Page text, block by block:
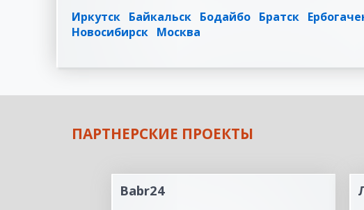
Иркутск Байкальск Бодайбо Братск
Новосибирск Москва
ПАРТНЕРСКИЕ ПРОЕКТЫ
Babr24